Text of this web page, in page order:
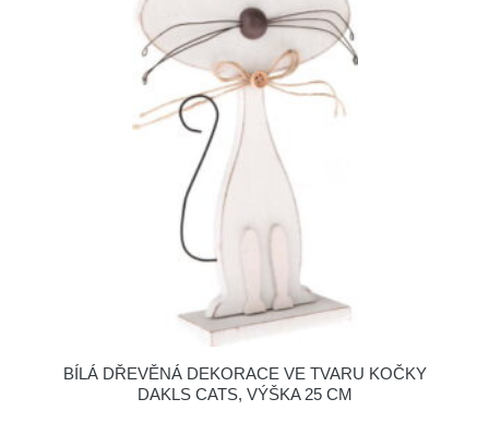
BÍLÁ DŘEVĚNÁ DEKORACE VE TVARU KOČKY
DAKLS CATS, VÝŠKA 25 CM